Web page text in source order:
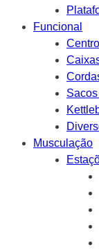
Funcional
Musculação